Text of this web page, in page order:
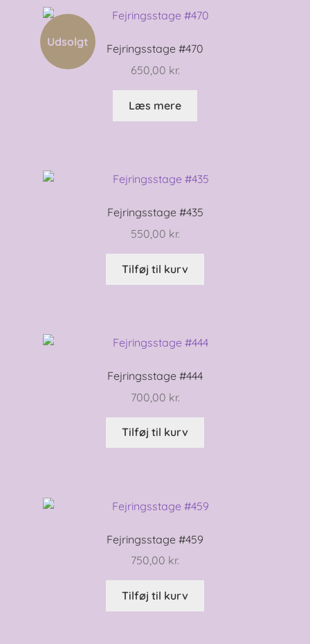
Fejringsstage #470
650,00 kr.
Læs mere
Udsolgt
Fejringsstage #435
550,00 kr.
Tilføj til kurv
Fejringsstage #444
700,00 kr.
Tilføj til kurv
Fejringsstage #459
750,00 kr.
Tilføj til kurv